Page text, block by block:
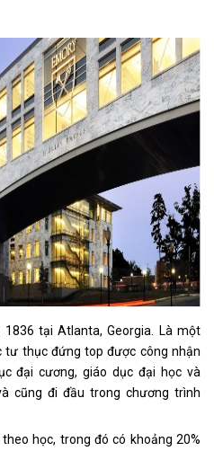
tại Atlanta, Georgia. Là một
thục đứng top được công nhận
đại cương, giáo dục đại học và
cũng đi đầu trong chương trình
học, trong đó có khoảng 20%